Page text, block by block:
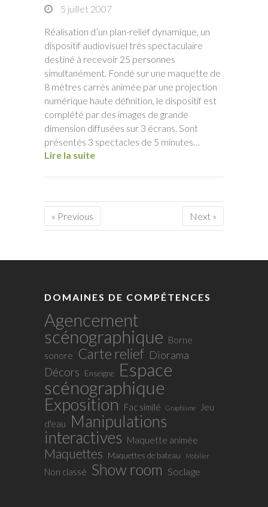
5 juillet 2007
Réalisation d’un plan-relief dynamique, un
dispositif audiovisuel très spectaculaire
destiné à recevoir 25 personnes
simultanément. Fondé sur une maquette de
8 mètres carrés animée par une projection
numérique haute définition, le dispositif est
complété par des images de grande
dimension diffusées sur 3 écrans. Sont
présentés 3 spectacles de 5 minutes…
Lire la suite
« Previous Next »
DOMAINES DE COMPÉTENCES
Agencement
scénographique Borne
sonore
Carte relief Diorama
Décors Enseigne
Espace
scénographique
Exposition Fac similé Graphisme
Jeu
d'eau
Manipulations
interactives Maquette animée
Maquettes Maquettes de bateau Mobilier
Non classé Show room Soclage